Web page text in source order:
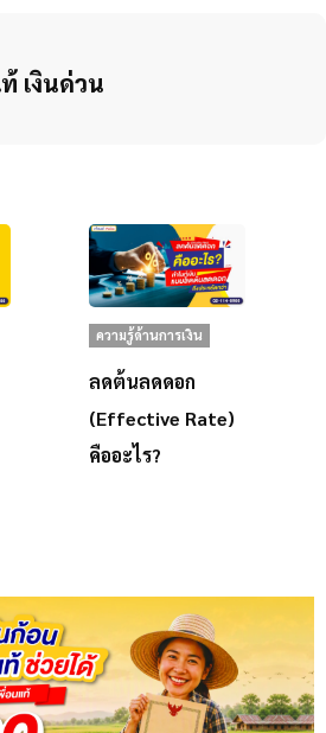
เงินด่วน
ความรู้ด้านการเงิน
ลดต้นลดดอก
(Effective Rate)
คืออะไร?